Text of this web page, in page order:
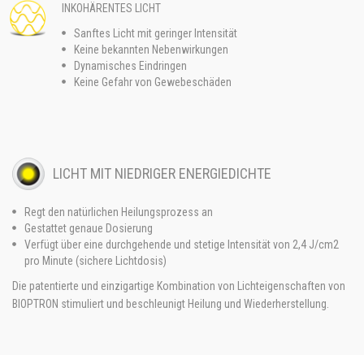
INKOHÄRENTES LICHT
Sanftes Licht mit geringer Intensität
Keine bekannten Nebenwirkungen
Dynamisches Eindringen
Keine Gefahr von Gewebeschäden
LICHT MIT NIEDRIGER ENERGIEDICHTE
Regt den natürlichen Heilungsprozess an
Gestattet genaue Dosierung
Verfügt über eine durchgehende und stetige Intensität von 2,4 J/cm2
pro Minute (sichere Lichtdosis)
Die patentierte und einzigartige Kombination von Lichteigenschaften von
BIOPTRON stimuliert und beschleunigt Heilung und Wiederherstellung.